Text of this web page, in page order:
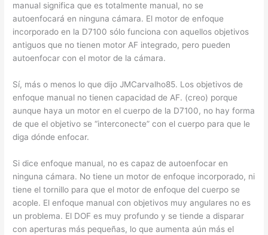
manual significa que es totalmente manual, no se
autoenfocará en ninguna cámara. El motor de enfoque
incorporado en la D7100 sólo funciona con aquellos objetivos
antiguos que no tienen motor AF integrado, pero pueden
autoenfocar con el motor de la cámara.
Sí, más o menos lo que dijo JMCarvalho85. Los objetivos de
enfoque manual no tienen capacidad de AF. (creo) porque
aunque haya un motor en el cuerpo de la D7100, no hay forma
de que el objetivo se “interconecte” con el cuerpo para que le
diga dónde enfocar.
Si dice enfoque manual, no es capaz de autoenfocar en
ninguna cámara. No tiene un motor de enfoque incorporado, ni
tiene el tornillo para que el motor de enfoque del cuerpo se
acople. El enfoque manual con objetivos muy angulares no es
un problema. El DOF es muy profundo y se tiende a disparar
con aperturas más pequeñas, lo que aumenta aún más el